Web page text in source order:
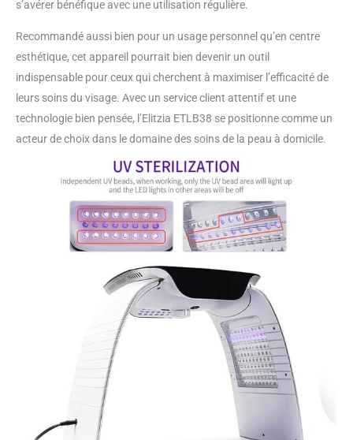
s’avérer bénéfique avec une utilisation régulière.
Recommandé aussi bien pour un usage personnel qu’en centre
esthétique, cet appareil pourrait bien devenir un outil
indispensable pour ceux qui cherchent à maximiser l’efficacité de
leurs soins du visage. Avec un service client attentif et une
technologie bien pensée, l’Elitzia ETLB38 se positionne comme un
acteur de choix dans le domaine des soins de la peau à domicile.